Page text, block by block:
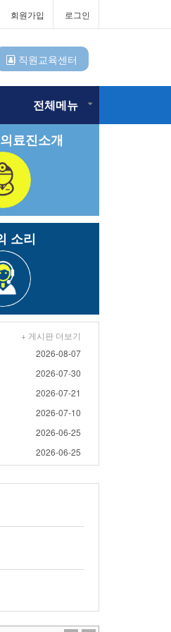
회원가입 로그인
직원교육센터
전체메뉴
료진소개
소리
+ 게시판 더보기
2026-08-07
2026-07-30
2026-07-21
2026-07-10
2026-06-25
2026-06-25